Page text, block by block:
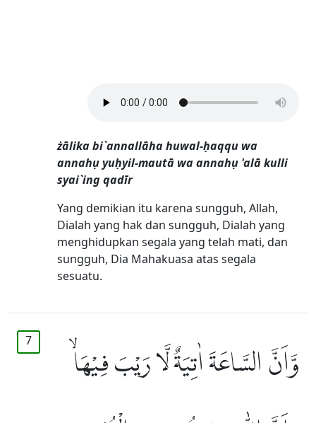
żālika bi`annallāha huwal-ḥaqqu wa
annahụ yuḥyil-mautā wa annahụ 'alā kulli
syai`ing qadīr
Yang demikian itu karena sungguh, Allah,
Dialah yang hak dan sungguh, Dialah yang
menghidupkan segala yang telah mati, dan
sungguh, Dia Mahakuasa atas segala
sesuatu.
7
وَّاَنَّ السَّاعَةَ اٰتِيَةٌ لَّا رَيْبَ فِيْهَاۙ